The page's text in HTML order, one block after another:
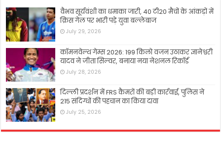
वैभव सूर्यवंशी का धमाका जारी, 40 टी20 मैचों के आंकड़ों में
क्रिस गेल पर भारी पड़े युवा बल्लेबाज
July 29, 2026
कॉमनवेल्थ गेम्स 2026: 199 किलो वजन उठाकर ज्ञानेश्वरी
यादव ने जीता सिल्वर, बनाया नया नेशनल रिकॉर्ड
July 28, 2026
दिल्ली प्रदर्शन में FRS कैमरों की बड़ी कार्रवाई, पुलिस ने
215 संदिग्धों की पहचान का किया दावा
July 25, 2026